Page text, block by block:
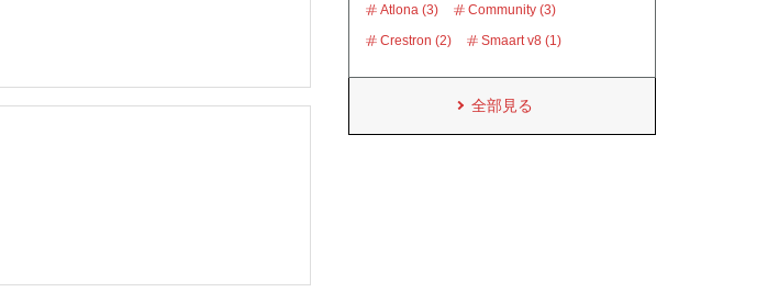
Atlona (3)
Community (3)
Crestron (2)
Smaart v8 (1)
全部見る